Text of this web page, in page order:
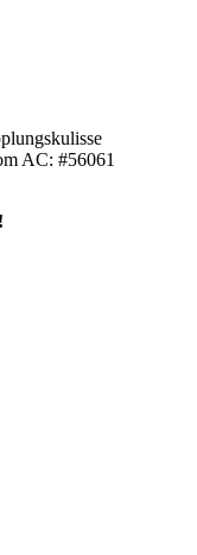
AC: #56061